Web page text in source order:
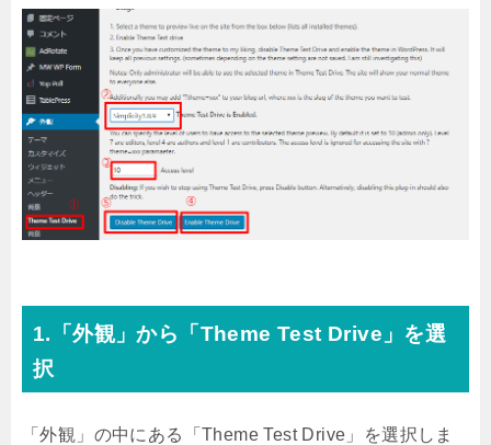
1.「外観」から「Theme Test Drive」を選
択
「外観」の中にある「Theme Test Drive」を選択しま